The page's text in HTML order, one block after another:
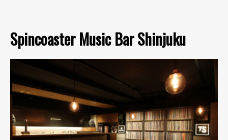
Spincoaster Music Bar Shinjuku